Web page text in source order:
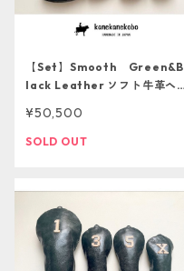
【Set】Smooth Green&B
lack Leather ソフト牛革ヘ
のにつき再販不可】
¥50,500
SOLD OUT